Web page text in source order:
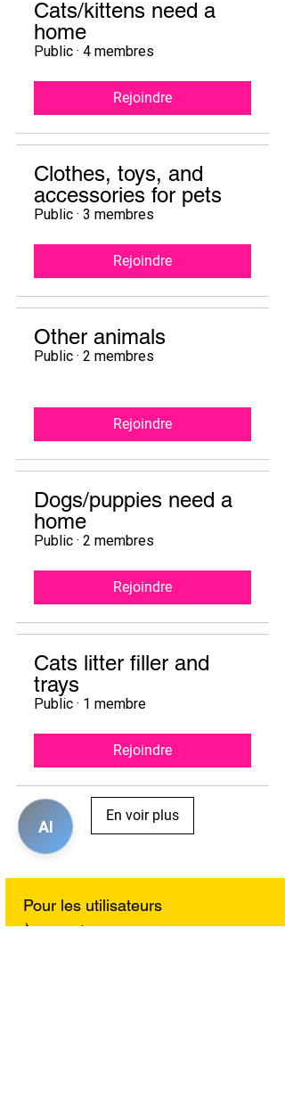
Cats/kittens need a
home
Public · 4 membres
Rejoindre
Clothes, toys, and
accessories for pets
Public · 3 membres
Rejoindre
Other animals
Public · 2 membres
Rejoindre
Dogs/puppies need a
home
Public · 2 membres
Rejoindre
Cats litter filler and
trays
Public · 1 membre
Rejoindre
En voir plus
Pour les utilisateurs
À propos de nous
AI